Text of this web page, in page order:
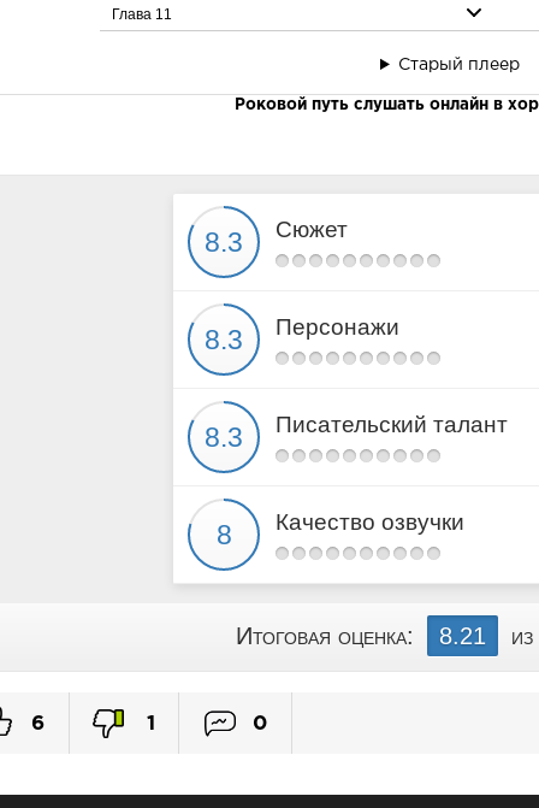
Глава 11
Глава 16
Старый плеер
Роковой путь слушать онлайн в
Сюжет
Персонажи
Писательский талант
Качество озвучки
Итоговая оценка: 8.21
6 1 0